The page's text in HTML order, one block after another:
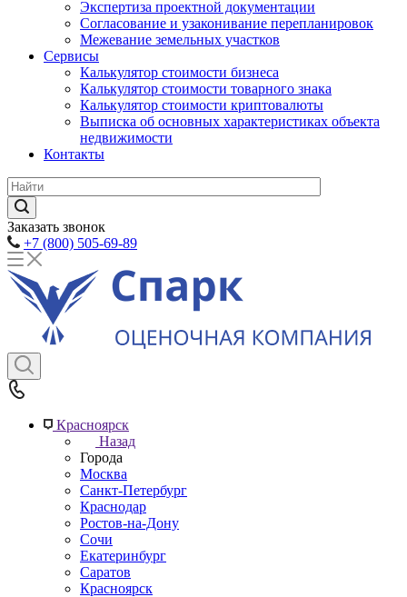
Экспертиза проектной документации
Согласование и узаконивание перепланировок
Межевание земельных участков
Сервисы
Калькулятор стоимости бизнеса
Калькулятор стоимости товарного знака
Калькулятор стоимости криптовалюты
Выписка об основных характеристиках объекта
недвижимости
Контакты
Заказать звонок
+7 (800) 505-69-89
Красноярск
Назад
Города
Москва
Санкт-Петербург
Краснодар
Ростов-на-Дону
Сочи
Екатеринбург
Саратов
Красноярск